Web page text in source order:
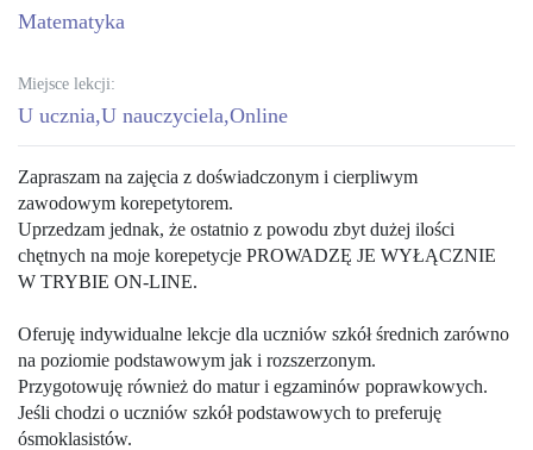
matematyka
Miejsce lekcji:
U ucznia U nauczyciela Online
Zapraszam na zajęcia z doświadczonym i cierpliwym
zawodowym korepetytorem.
Uprzedzam jednak, że ostatnio z powodu zbyt dużej ilości
chętnych na moje korepetycje PROWADZĘ JE WYŁĄCZNIE
W TRYBIE ON-LINE.
Oferuję indywidualne lekcje dla uczniów szkół średnich zarówno
na poziomie podstawowym jak i rozszerzonym.
Przygotowuję również do matur i egzaminów poprawkowych.
Jeśli chodzi o uczniów szkół podstawowych to preferuję
ósmoklasistów.